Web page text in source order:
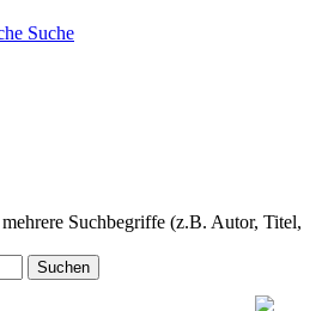
Suche
Suchbegriffe (z.B. Autor, Titel,